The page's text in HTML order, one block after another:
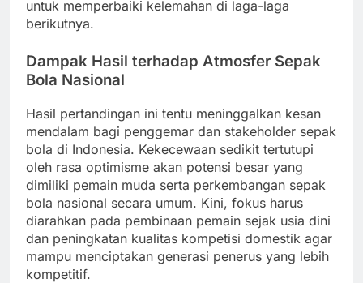
untuk memperbaiki kelemahan di laga-laga
berikutnya.
Dampak Hasil terhadap Atmosfer Sepak
Bola Nasional
Hasil pertandingan ini tentu meninggalkan kesan
mendalam bagi penggemar dan stakeholder sepak
bola di Indonesia. Kekecewaan sedikit tertutupi
oleh rasa optimisme akan potensi besar yang
dimiliki pemain muda serta perkembangan sepak
bola nasional secara umum. Kini, fokus harus
diarahkan pada pembinaan pemain sejak usia dini
dan peningkatan kualitas kompetisi domestik agar
mampu menciptakan generasi penerus yang lebih
kompetitif.